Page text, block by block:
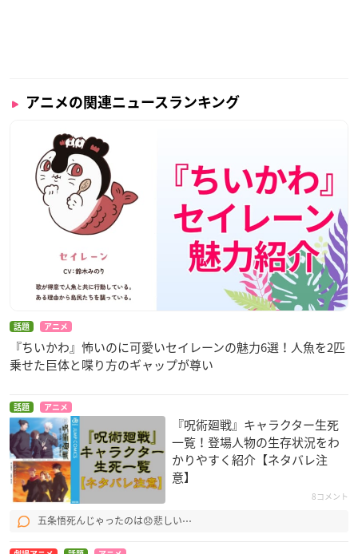
アニメの関連ニュースランキング
話題 アニメ
『ちいかわ』怖いのに可愛いセイレーンの魅力6選！人魚を2匹
乗せた巨体と喋り方のギャップが尊い
話題 アニメ
『呪術廻戦』キャラクター生死
一覧！登場人物の生存状況をわ
かりやすく紹介【ネタバレ注
意】
8コメント
五条悟死んじゃったのは😞悲しい⋯